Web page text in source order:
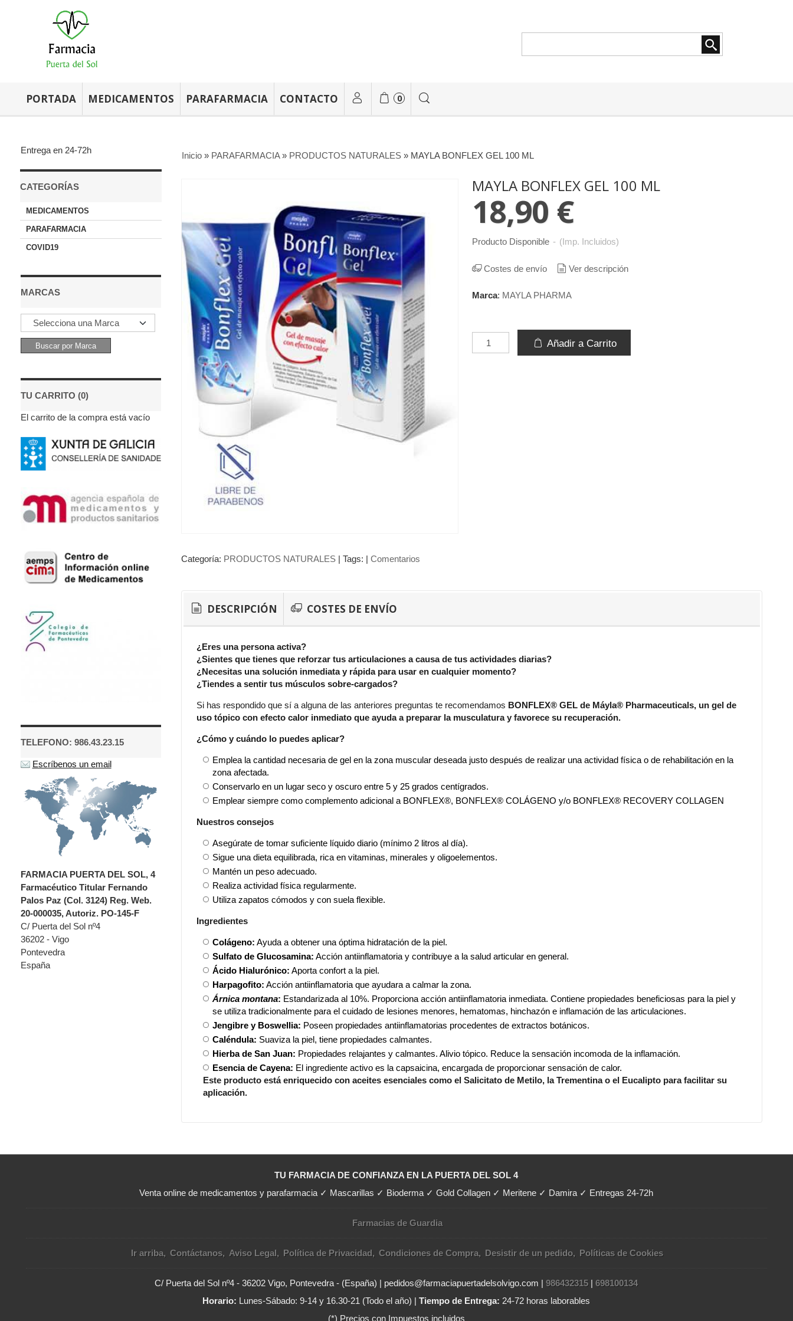
PORTADA MEDICAMENTOS PARAFARMACIA CONTACTO 0
Entrega en 24-72h
CATEGORÍAS
MEDICAMENTOS
PARAFARMACIA
COVID19
MARCAS
TU CARRITO (0)
El carrito de la compra está vacío
TELEFONO: 986.43.23.15
Escríbenos un email
FARMACIA PUERTA DEL SOL, 4
Farmacéutico Titular Fernando
Palos Paz (Col. 3124) Reg. Web.
20-000035, Autoriz. PO-145-F
C/ Puerta del Sol nº4
36202 - Vigo
Pontevedra
España
Inicio» PARAFARMACIA» PRODUCTOS NATURALES» MAYLA BONFLEX GEL 100 ML
MAYLA BONFLEX GEL 100 ML
18,90 €
Producto Disponible - (Imp. Incluidos)
Costes de envío Ver descripción
Marca: MAYLA PHARMA
Añadir a Carrito
Categoría: PRODUCTOS NATURALES| Tags: | Comentarios
DESCRIPCIÓN COSTES DE ENVÍO
¿Eres una persona activa?
¿Sientes que tienes que reforzar tus articulaciones a causa de tus actividades diarias?
¿Necesitas una solución inmediata y rápida para usar en cualquier momento?
¿Tiendes a sentir tus músculos sobre-cargados?
Si has respondido que sí a alguna de las anteriores preguntas te recomendamos BONFLEX® GEL de Máyla® Pharmaceuticals, un gel de
uso tópico con efecto calor inmediato que ayuda a preparar la musculatura y favorece su recuperación.
¿Cómo y cuándo lo puedes aplicar?
Emplea la cantidad necesaria de gel en la zona muscular deseada justo después de realizar una actividad física o de rehabilitación en la
zona afectada.
Conservarlo en un lugar seco y oscuro entre 5 y 25 grados centígrados.
Emplear siempre como complemento adicional a BONFLEX®, BONFLEX® COLÁGENO y/o BONFLEX® RECOVERY COLLAGEN
Nuestros consejos
Asegúrate de tomar suficiente líquido diario (mínimo 2 litros al día).
Sigue una dieta equilibrada, rica en vitaminas, minerales y oligoelementos.
Mantén un peso adecuado.
Realiza actividad física regularmente.
Utiliza zapatos cómodos y con suela flexible.
Ingredientes
Colágeno: Ayuda a obtener una óptima hidratación de la piel.
Sulfato de Glucosamina: Acción antiinflamatoria y contribuye a la salud articular en general.
Ácido Hialurónico: Aporta confort a la piel.
Harpagofito: Acción antiinflamatoria que ayudara a calmar la zona.
Árnica montana: Estandarizada al 10%. Proporciona acción antiinflamatoria inmediata. Contiene propiedades beneficiosas para la piel y
se utiliza tradicionalmente para el cuidado de lesiones menores, hematomas, hinchazón e inflamación de las articulaciones.
Jengibre y Boswellia: Poseen propiedades antiinflamatorias procedentes de extractos botánicos.
Caléndula: Suaviza la piel, tiene propiedades calmantes.
Hierba de San Juan: Propiedades relajantes y calmantes. Alivio tópico. Reduce la sensación incomoda de la inflamación.
Esencia de Cayena: El ingrediente activo es la capsaicina, encargada de proporcionar sensación de calor.
Este producto está enriquecido con aceites esenciales como el Salicitato de Metilo, la Trementina o el Eucalipto para facilitar su
aplicación.
TU FARMACIA DE CONFIANZA EN LA PUERTA DEL SOL 4
Venta online de medicamentos y parafarmacia ✓ Mascarillas ✓ Bioderma ✓ Gold Collagen ✓ Meritene ✓ Damira ✓ Entregas 24-72h
Farmacias de Guardia
Ir arriba Contáctanos Aviso Legal Política de Privacidad Condiciones de Compra Desistir de un pedido Políticas de Cookies
C/ Puerta del Sol nº4 - 36202 Vigo, Pontevedra - (España) | pedidos@farmaciapuertadelsolvigo.com |986432315 |698100134
Horario: Lunes-Sábado: 9-14 y 16.30-21 (Todo el año) |Tiempo de Entrega: 24-72 horas laborables
(*) Precios con Impuestos incluidos